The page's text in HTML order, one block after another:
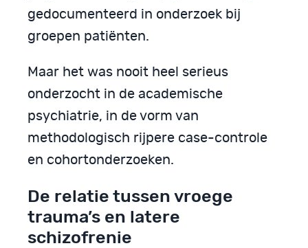
gedocumenteerd in onderzoek bij
groepen patiënten.
Maar het was nooit heel serieus
onderzocht in de academische
psychiatrie, in de vorm van
methodologisch rijpere case-controle
en cohortonderzoeken.
De relatie tussen vroege
trauma’s en latere
schizofrenie